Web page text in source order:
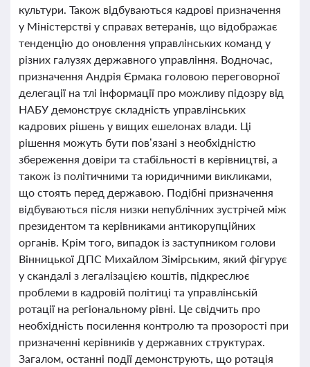
культури. Також відбуваються кадрові призначення
у Міністерстві у справах ветеранів, що відображає
тенденцію до оновлення управлінських команд у
різних галузях державного управління. Водночас,
призначення Андрія Єрмака головою переговорної
делегації на тлі інформації про можливу підозру від
НАБУ демонструє складність управлінських
кадрових рішень у вищих ешелонах влади. Ці
рішення можуть бути пов’язані з необхідністю
збереження довіри та стабільності в керівництві, а
також із політичними та юридичними викликами,
що стоять перед державою. Подібні призначення
відбуваються після низки непублічних зустрічей між
президентом та керівниками антикорупційних
органів. Крім того, випадок із заступником голови
Вінницької ДПС Михайлом Зімірським, який фігурує
у скандалі з легалізацією коштів, підкреслює
проблеми в кадровій політиці та управлінській
ротації на регіональному рівні. Це свідчить про
необхідність посилення контролю та прозорості при
призначенні керівників у державних структурах.
Загалом, останні події демонструють, що ротація